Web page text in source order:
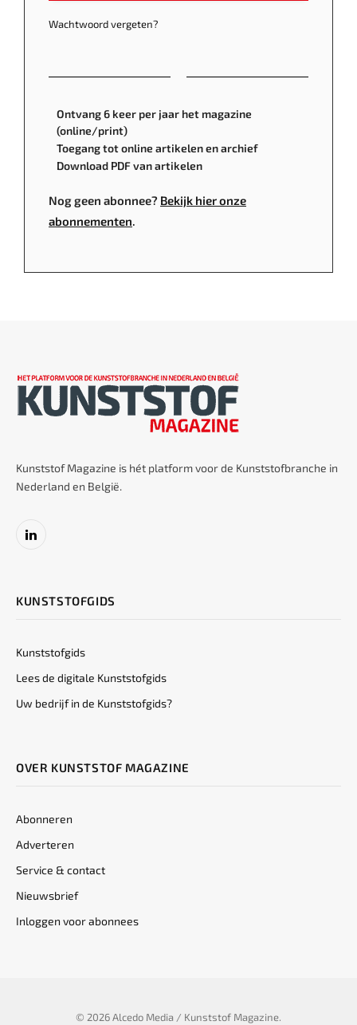
Wachtwoord vergeten?
Ontvang 6 keer per jaar het magazine
(online/print)
Toegang tot online artikelen en archief
Download PDF van artikelen
Nog geen abonnee? Bekijk hier onze
abonnementen.
Kunststof Magazine is hét platform voor de Kunststofbranche in
Nederland en België.
LinkedIn
KUNSTSTOFGIDS
Kunststofgids
Lees de digitale Kunststofgids
Uw bedrijf in de Kunststofgids?
OVER KUNSTSTOF MAGAZINE
Abonneren
Adverteren
Service & contact
Nieuwsbrief
Inloggen voor abonnees
© 2026 Alcedo Media / Kunststof Magazine.